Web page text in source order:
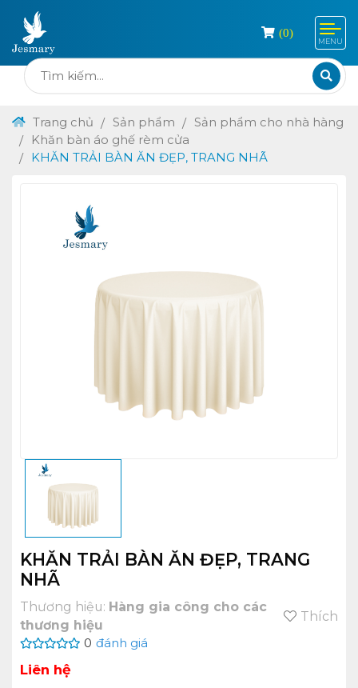
(0)
MENU
Trang chủ Sản phẩm
Sản phẩm cho nhà hàng
Khăn bàn áo ghế rèm cửa
KHĂN TRẢI BÀN ĂN ĐẸP, TRANG NHÃ
KHĂN TRẢI BÀN ĂN ĐẸP, TRANG
NHÃ
Thương hiệu: Hàng gia công cho các
thương hiệu
Thích
0 đánh giá
Liên hệ